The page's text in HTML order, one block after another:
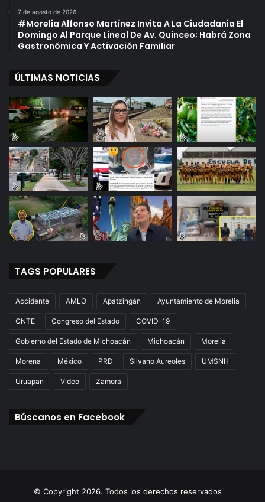
7 de agosto de 2026
#Morelia Alfonso Martínez Invita A La Ciudadania El
Domingo Al Parque Lineal De Av. Quinceo; Habrá Zona
Gastronómica Y Activación Familiar
ÚLTIMAS NOTICIAS
TAGS POPULARES
Accidente AMLO Apatzingán Ayuntamiento de Morelia
CNTE Congreso del Estado COVID-19
Gobierno del Estado de Michoacán Michoacán Morelia
Morena México PRD Silvano Aureoles UMSNH
Uruapan Video Zamora
Búscanos en Facebook
© Copyright 2026. Todos los derechos reservados